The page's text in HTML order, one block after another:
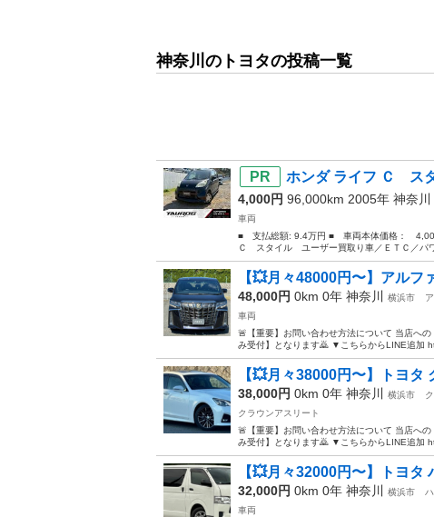
神奈川のトヨタの投稿一覧
ホンダ ライフ Ｃ ス
4,000円 96,000km 2005年 神奈川
車両
■ 支払総額: 9.4万円 ■ 車両本体価格：
Ｃ スタイル ユーザー買取り車／ＥＴＣ／パ
【💥月々48000円〜】アル
48,000円 0km 0年 神奈川 横浜市
車両
🚨【重要】お問い合わせ方法について 当店へ
み受付】となります🙇 ▼こちらからLINE追加
【💥月々38000円〜】トヨタ
38,000円 0km 0年 神奈川 横浜市
クラウンアスリート
🚨【重要】お問い合わせ方法について 当店へ
み受付】となります🙇 ▼こちらからLINE追加
【💥月々32000円〜】トヨ
32,000円 0km 0年 神奈川 横浜市
車両